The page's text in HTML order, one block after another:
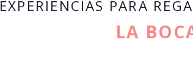
EXPERIENCIAS PARA
LA